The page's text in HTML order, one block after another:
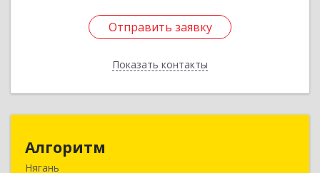
Отправить заявку
Показать контакты
Отправить заявку
Назад
Алгоритм
Нягань